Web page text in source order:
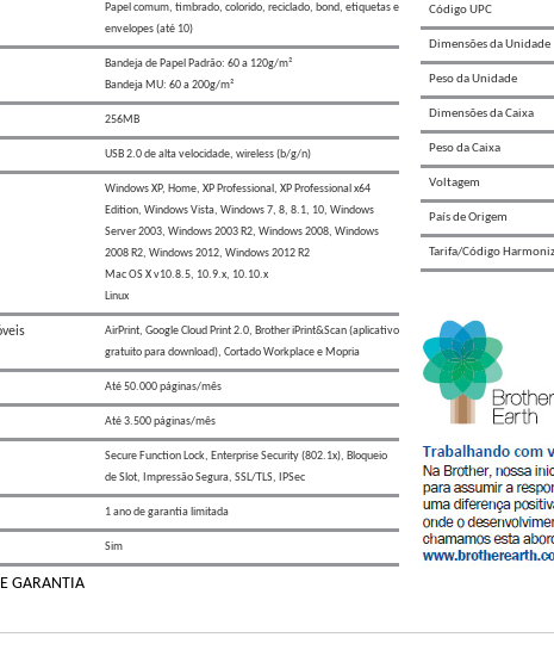
Papel comum, timbrado, colorido, reciclado, bond, etiquetas e
envelopes (até 10)
Bandeja de Papel Padrão: 60 a 120g/m²
Bandeja MU: 60 a 200g/m²
256MB
USB 2.0 de alta velocidade, wireless (b/g/n)
Windows XP, Home, XP Professional, XP Professional x64
Edition, Windows Vista, Windows 7, 8, 8.1, 10, Windows
Server 2003, Windows 2003 R2, Windows 2008, Windows
2008 R2, Windows 2012, Windows 2012 R2
Mac OS X v10.8.5, 10.9.x, 10.10.x
Linux
AirPrint, Google Cloud Print 2.0, Brother iPrint&Scan (aplicativo
gratuito para download), Cortado Workplace e Mopria
Até 50.000 páginas/mês
Até 3.500 páginas/mês
Secure Function Lock, Enterprise Security (802.1x), Bloqueio
de Slot, Impressão Segura, SSL/TLS, IPSec
1 ano de garantia limitada
Sim
Código UPC
Dimensões da Unidade
Peso da Unidade
Dimensões da Caixa
Peso da Caixa
Voltagem
País de Origem
Tarifa/Código
GARANTIA